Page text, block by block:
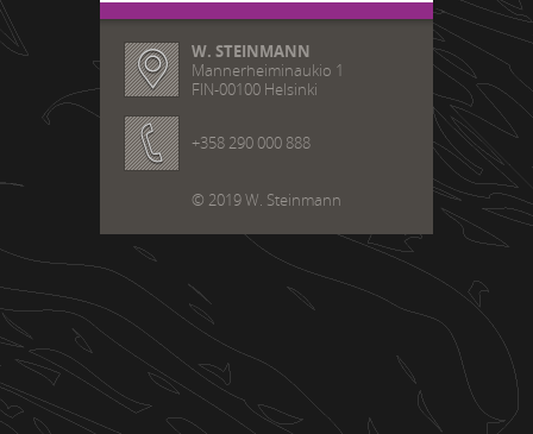
W. STEINMANN
Mannerheiminaukio 1
FIN-00100 Helsinki
+358 290 000 888
© 2019 W. Steinmann